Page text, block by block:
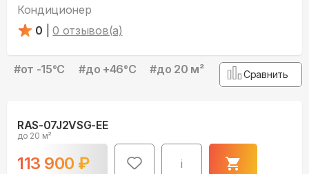
Кондиционер
0
0 отзывов(а)
#от -15°С #до +46°С #до 20 м² Сравнить
RAS-07J2VSG-EE
до 20 м²
113 900 ₽ i